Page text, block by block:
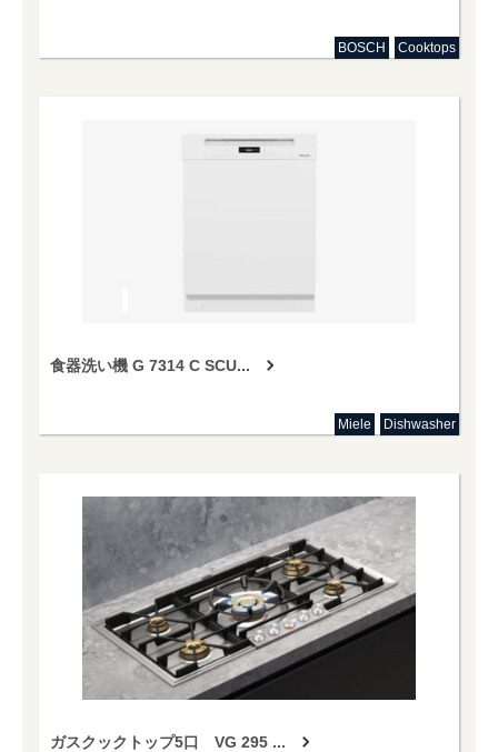
BOSCH Cooktops
食器洗い機 G 7314 C SCU...
Miele Dishwasher
ガスクックトップ5口 VG 295 ...